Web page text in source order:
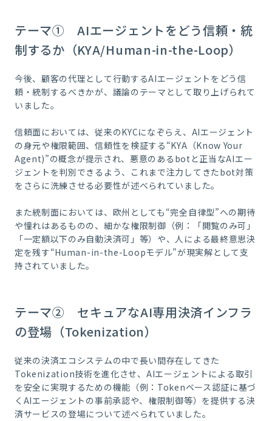
テーマ① AIエージェントをどう信頼・統
制するか（KYA/Human-in-the-Loop）
今後、顧客の代理として行動するAIエージェントをどう信
頼・統制するべきかが、議論のテーマとして取り上げられて
いました。
信頼面においては、従来のKYCになぞらえ、AIエージェント
の身元や権限範囲、信頼性を検証する“KYA（Know Your
Agent)”の概念が提示され、悪意のあるbotと正当なAIエー
ジェントを判別できるよう、これまで注力してきたbot対策
をさらに洗練させる必要性が述べられていました。
また統制面においては、欧州としても“完全自律型”への期待
や憧れはあるものの、細かな権限制御（例：「閲覧のみ可」
「一定額以下のみ自動決済可」等）や、人による最終意思決
定を残す“Human-in-the-Loopモデル”が現実解として支
持されていました。
テーマ② セキュアなAI専用決済インフラ
の登場（Tokenization）
従来の決済エコシステムの中で長い間存在してきた
Tokenization技術を進化させ、AIエージェントによる取引
を安全に実現するための機能（例：Tokenベース認証に基づ
くAIエージェントの事前承認や、権限制御等）を提供する決
済サービスの登場について述べられていました。